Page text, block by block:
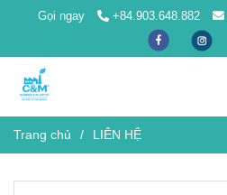
Gọi ngay +84.903.648.882
Trang chủ / LIÊN HỆ